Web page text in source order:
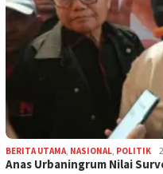
BERITA UTAMA, NASIONAL, POLITIK
Anas Urbaningrum Nilai